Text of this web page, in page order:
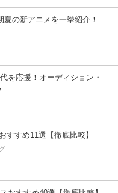
夏の新アニメを一挙紹介！
を応援！オーディション・
すすめ11選【徹底比較】